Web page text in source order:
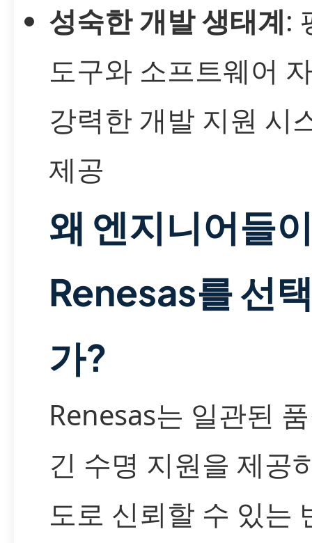
성숙한 개발 생태계:
도구와 소프트웨어
강력한 개발 지원 시
제공
왜 엔지니어들
Renesas를 선
가?
Renesas는 일관된
긴 수명 지원을 제공
도로 신뢰할 수 있는